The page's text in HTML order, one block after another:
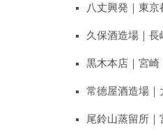
八丈興発｜東京
久保酒造場｜長
黒木本店｜宮崎
常徳屋酒造場｜
尾鈴山蒸留所｜